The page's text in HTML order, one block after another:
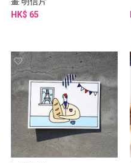
HK$ 65